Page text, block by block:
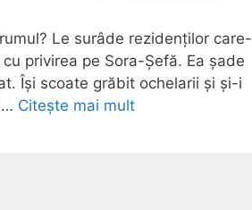
Le surâde rezidenților care-
privirea pe Sora-Șefă. Ea șade
Își scoate grăbit ochelarii și și-i
… Citește mai mult